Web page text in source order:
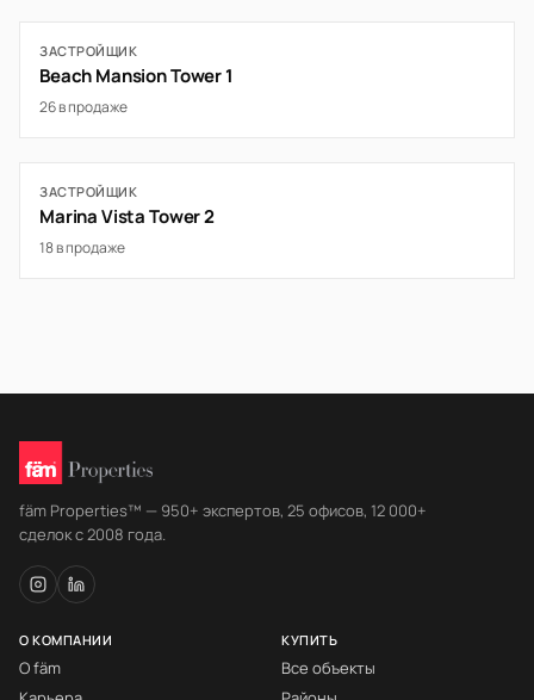
ЗАСТРОЙЩИК
Beach Mansion Tower 1
26 в продаже
ЗАСТРОЙЩИК
Marina Vista Tower 2
18 в продаже
fäm Properties™ — 950+ экспертов, 25 офисов, 12 000+
сделок с 2008 года.
О КОМПАНИИ
О fäm
КУПИТЬ
Все объекты